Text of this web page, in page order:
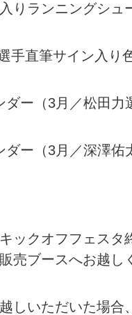
りランニングシュ
手直筆サイン入り
ダー（3月／松田力
ダー（3月／深澤佑
ックオフフェスタ
売ブースへお越し
しいただいた場合